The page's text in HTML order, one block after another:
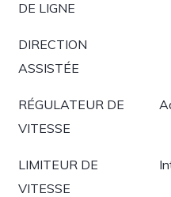
DE LIGNE
DIRECTION
ASSISTÉE
RÉGULATEUR DE
VITESSE
LIMITEUR DE
VITESSE